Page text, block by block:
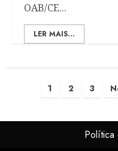
OAB/CE...
LER MAIS...
1 2 3
Política